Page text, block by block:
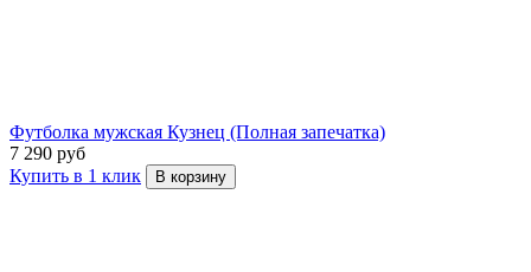
Футболка мужская Кузнец (Полная запечатка)
7 290 руб
Купить в 1 клик
В корзину